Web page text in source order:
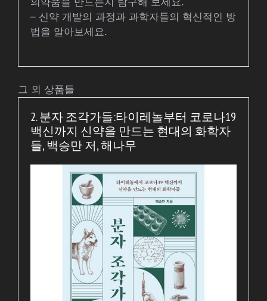
– 신약 개발의 과정과 과학자들의 혁신적인 방
법을 알아보세요.
그 외 상품들
2. 분자 조각가들:타이레놀부터 코로나19
백신까지 신약을 만드는 현대의 화학자
들, 백승만 저, 해나무